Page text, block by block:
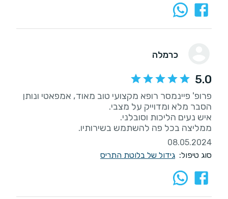
כרמלה
5.0
פרופ' פיינמסר רופא מקצועי טוב מאוד, אמפאטי ונותן
ממליצה בכל פה להשתמש בשירותיו.
08.05.2024
סוג טיפול: גידול של בלוטת התריס